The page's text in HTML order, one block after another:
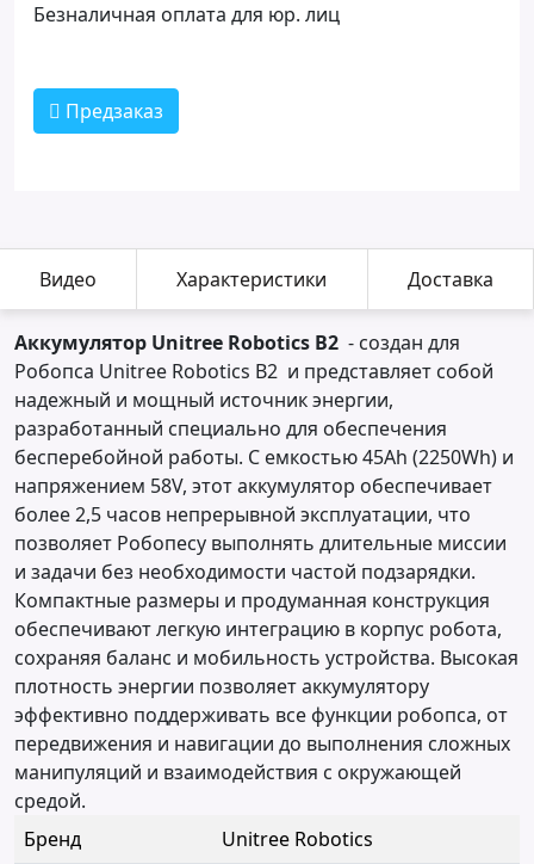
Безналичная оплата для юр. лиц
Предзаказ
Видео Характеристики Доставка
Аккумулятор Unitree Robotics B2 - создан для
Робопса Unitree Robotics B2 и представляет собой
надежный и мощный источник энергии,
разработанный специально для обеспечения
бесперебойной работы. С емкостью 45Ah (2250Wh) и
напряжением 58V, этот аккумулятор обеспечивает
более 2,5 часов непрерывной эксплуатации, что
позволяет Робопесу выполнять длительные миссии
и задачи без необходимости частой подзарядки.
Компактные размеры и продуманная конструкция
обеспечивают легкую интеграцию в корпус робота,
сохраняя баланс и мобильность устройства. Высокая
плотность энергии позволяет аккумулятору
эффективно поддерживать все функции робопса, от
передвижения и навигации до выполнения сложных
манипуляций и взаимодействия с окружающей
средой.
Бренд
Unitree Robotics